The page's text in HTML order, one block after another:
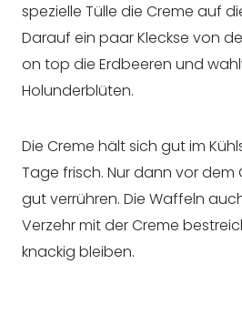
spezielle Tülle die Creme auf
Darauf ein paar Kleckse von
on top die Erdbeeren und
Holunderblüten.
Die Creme hält sich gut im
Tage frisch. Nur dann vor
gut verrühren. Die Waffeln
Verzehr mit der Creme
knackig bleiben.